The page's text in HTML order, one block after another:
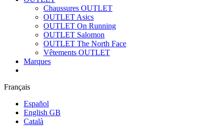
Chaussures OUTLET
OUTLET Asics
OUTLET On Running
OUTLET Salomon
OUTLET The North Face
Vêtements OUTLET
Marques
Français
Español
English GB
Català